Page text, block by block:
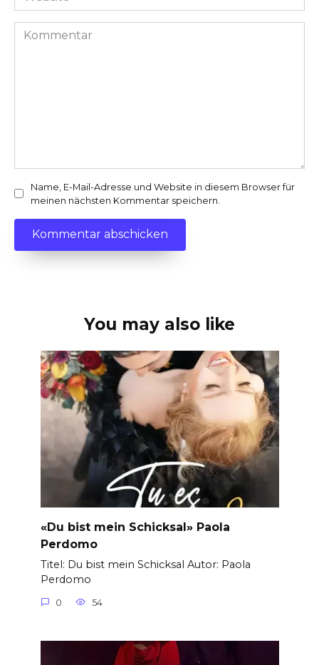
Kommentar
Name, E-Mail-Adresse und Website in diesem Browser für
meinen nächsten Kommentar speichern.
You may also like
«Du bist mein Schicksal» Paola
Perdomo
Titel: Du bist mein Schicksal Autor: Paola
Perdomo
0 54